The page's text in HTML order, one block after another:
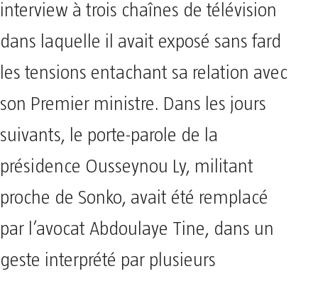
interview à trois chaînes de télévision
dans laquelle il avait exposé sans fard
les tensions entachant sa relation avec
son Premier ministre. Dans les jours
suivants, le porte-parole de la
présidence Ousseynou Ly, militant
proche de Sonko, avait été remplacé
par l’avocat Abdoulaye Tine, dans un
geste interprété par plusieurs